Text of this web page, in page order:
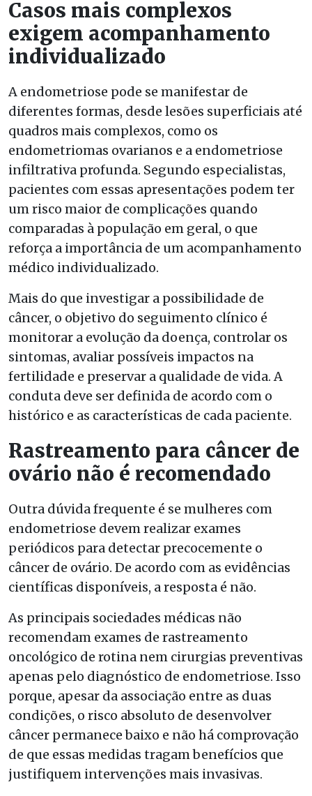
Casos mais complexos
exigem acompanhamento
individualizado
A endometriose pode se manifestar de
diferentes formas, desde lesões superficiais até
quadros mais complexos, como os
endometriomas ovarianos e a endometriose
infiltrativa profunda. Segundo especialistas,
pacientes com essas apresentações podem ter
um risco maior de complicações quando
comparadas à população em geral, o que
reforça a importância de um acompanhamento
médico individualizado.
Mais do que investigar a possibilidade de
câncer, o objetivo do seguimento clínico é
monitorar a evolução da doença, controlar os
sintomas, avaliar possíveis impactos na
fertilidade e preservar a qualidade de vida. A
conduta deve ser definida de acordo com o
histórico e as características de cada paciente.
Rastreamento para câncer de
ovário não é recomendado
Outra dúvida frequente é se mulheres com
endometriose devem realizar exames
periódicos para detectar precocemente o
câncer de ovário. De acordo com as evidências
científicas disponíveis, a resposta é não.
As principais sociedades médicas não
recomendam exames de rastreamento
oncológico de rotina nem cirurgias preventivas
apenas pelo diagnóstico de endometriose. Isso
porque, apesar da associação entre as duas
condições, o risco absoluto de desenvolver
câncer permanece baixo e não há comprovação
de que essas medidas tragam benefícios que
justifiquem intervenções mais invasivas.